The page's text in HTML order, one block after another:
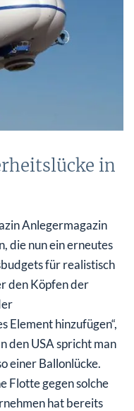
in
Anlegermagazin
die nun ein erneutes
für realistisch
den Köpfen der
Element hinzufügen“,
den USA spricht man
einer Ballonlücke.
Flotte gegen solche
hat bereits